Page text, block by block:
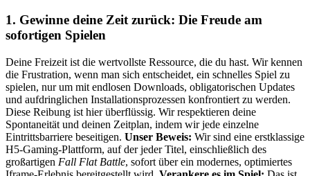
1. Gewinne deine Zeit zurück: Die Freude am
sofortigen Spielen
Deine Freizeit ist die wertvollste Ressource, die du hast. Wir kennen
die Frustration, wenn man sich entscheidet, ein schnelles Spiel zu
spielen, nur um mit endlosen Downloads, obligatorischen Updates
und aufdringlichen Installationsprozessen konfrontiert zu werden.
Diese Reibung ist hier überflüssig. Wir respektieren deine
Spontaneität und deinen Zeitplan, indem wir jede einzelne
Eintrittsbarriere beseitigen. Unser Beweis: Wir sind eine erstklassige
H5-Gaming-Plattform, auf der jeder Titel, einschließlich des
großartigen Fall Flat Battle, sofort über ein modernes, optimiertes